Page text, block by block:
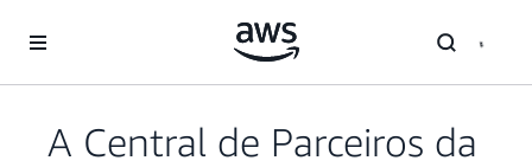
Pular para o conteúdo principal
A Central de Parceiros da